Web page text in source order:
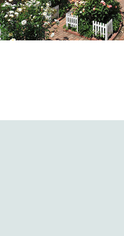
ュローズの赤バラの中で最も病
りにくい品種です。